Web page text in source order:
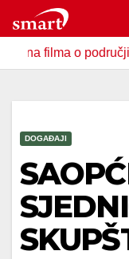
to
contento područjima
DOGAĐAJI